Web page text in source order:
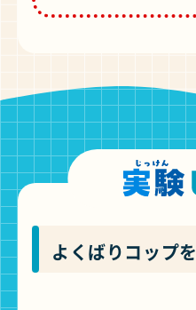
よくばりコップを